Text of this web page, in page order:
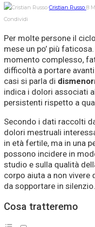
Cristian Russo 8
Condividi
Per molte persone il
mese un po’ più
momento complesso,
difficoltà a portare
casi si parla di
indica i dolori associati
persistenti rispetto a
Secondo i dati raccolti
dolori mestruali
in età fertile, ma in una
possono incidere in
studio e sulla qualità
corpo aiuta a non
da sopportare in silenzio.
Cosa tratteremo